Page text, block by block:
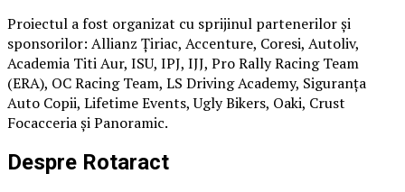
Proiectul a fost organizat cu sprijinul partenerilor și
sponsorilor: Allianz Țiriac, Accenture, Coresi, Autoliv,
Academia Titi Aur, ISU, IPJ, IJJ, Pro Rally Racing Team
(ERA), OC Racing Team, LS Driving Academy, Siguranța
Auto Copii, Lifetime Events, Ugly Bikers, Oaki, Crust
Focacceria și Panoramic.
Despre Rotaract